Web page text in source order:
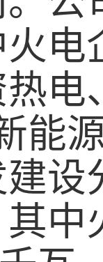
电
热
能
设
中